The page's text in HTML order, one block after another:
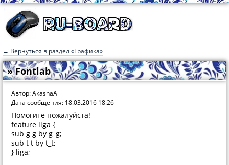
← Вернуться в раздел «Графика»
» Fontlab
Автор: AkashaA
Дата сообщения: 18.03.2016 18:26
Помогите пожалуйста!
feature liga {
sub g g by g_g;
sub t t by t_t;
} liga;